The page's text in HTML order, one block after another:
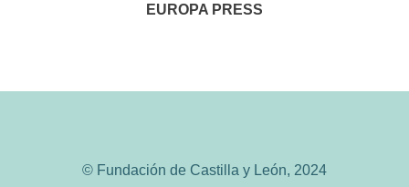
EUROPA PRESS
© Fundación de Castilla y León, 2024